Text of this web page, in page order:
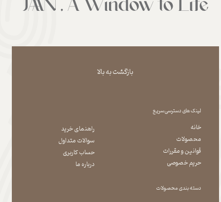
بازگشت به بالا
لینک های دسترسی سریع
دسته بندی محصولات
خانه
محصولات
قوانین و مقررات
حریم خصوصی
راهنمای خرید
سوالات متداول
حساب کاربری
درباره ما